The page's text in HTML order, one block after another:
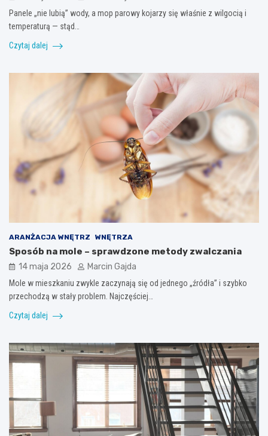
Panele „nie lubią” wody, a mop parowy kojarzy się właśnie z wilgocią i
temperaturą — stąd…
Czytaj dalej
ARANŻACJA WNĘTRZ WNĘTRZA
Sposób na mole – sprawdzone metody zwalczania
14 maja 2026 Marcin Gajda
Mole w mieszkaniu zwykle zaczynają się od jednego „źródła” i szybko
przechodzą w stały problem. Najczęściej…
Czytaj dalej